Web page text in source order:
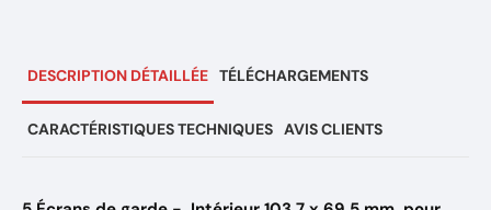
DESCRIPTION DÉTAILLÉE TÉLÉCHARGEMENTS
CARACTÉRISTIQUES TECHNIQUES AVIS CLIENTS